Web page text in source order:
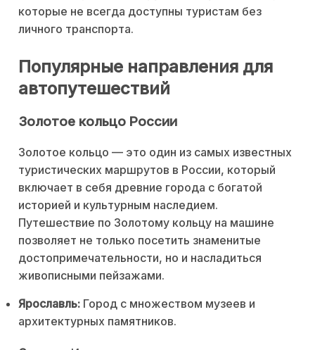
которые не всегда доступны туристам без
личного транспорта.
Популярные направления для
автопутешествий
Золотое кольцо России
Золотое кольцо — это один из самых известных
туристических маршрутов в России, который
включает в себя древние города с богатой
историей и культурным наследием.
Путешествие по Золотому кольцу на машине
позволяет не только посетить знаменитые
достопримечательности, но и насладиться
живописными пейзажами.
Ярославль: Город с множеством музеев и
архитектурных памятников.